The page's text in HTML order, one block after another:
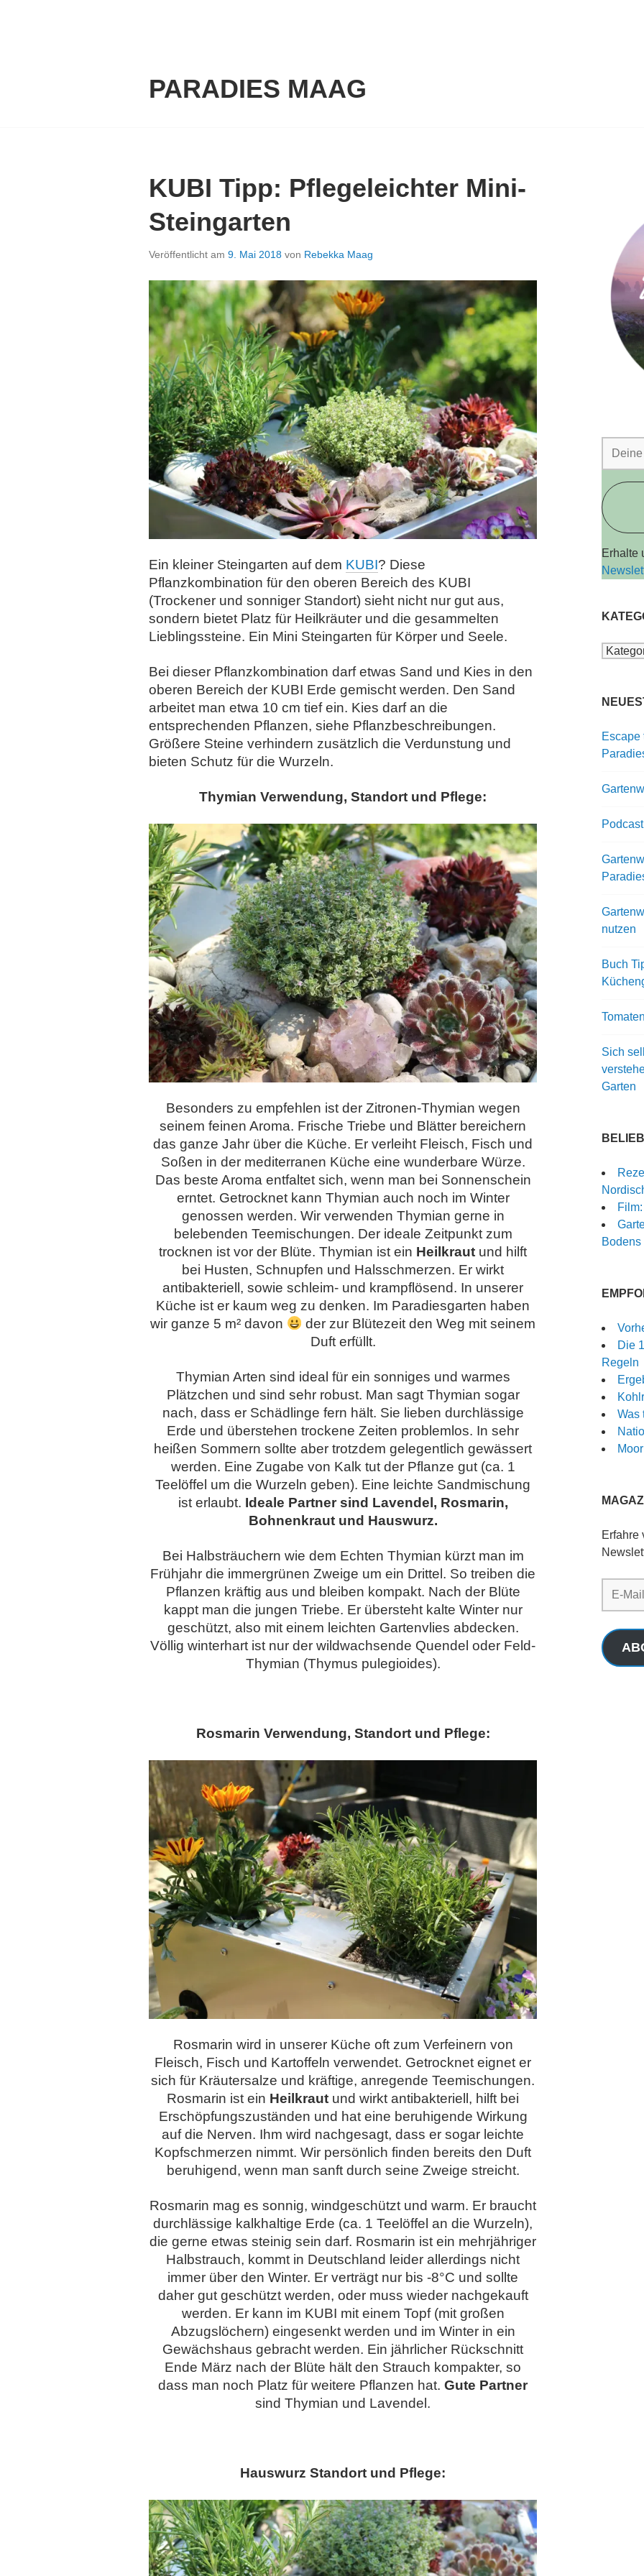
PARADIES MAAG
KUBI Tipp: Pflegeleichter Mini-
Steingarten
Veröffentlicht am 9. Mai 2018 von Rebekka Maag
Ein kleiner Steingarten auf dem KUBI? Diese
Pflanzkombination für den oberen Bereich des KUBI
(Trockener und sonniger Standort) sieht nicht nur gut aus,
sondern bietet Platz für Heilkräuter und die gesammelten
Lieblingssteine. Ein Mini Steingarten für Körper und Seele.
Bei dieser Pflanzkombination darf etwas Sand und Kies in den
oberen Bereich der KUBI Erde gemischt werden. Den Sand
arbeitet man etwa 10 cm tief ein. Kies darf an die
entsprechenden Pflanzen, siehe Pflanzbeschreibungen.
Größere Steine verhindern zusätzlich die Verdunstung und
bieten Schutz für die Wurzeln.
Thymian Verwendung, Standort und Pflege:
Besonders zu empfehlen ist der Zitronen-Thymian wegen
seinem feinen Aroma. Frische Triebe und Blätter bereichern
das ganze Jahr über die Küche. Er verleiht Fleisch, Fisch und
Soßen in der mediterranen Küche eine wunderbare Würze.
Das beste Aroma entfaltet sich, wenn man bei Sonnenschein
erntet. Getrocknet kann Thymian auch noch im Winter
genossen werden. Wir verwenden Thymian gerne in
belebenden Teemischungen. Der ideale Zeitpunkt zum
trocknen ist vor der Blüte. Thymian ist ein Heilkraut und hilft
bei Husten, Schnupfen und Halsschmerzen. Er wirkt
antibakteriell, sowie schleim- und krampflösend. In unserer
Küche ist er kaum weg zu denken. Im Paradiesgarten haben
wir ganze 5 m² davon
der zur Blütezeit den Weg mit seinem
Duft erfüllt.
Thymian Arten sind ideal für ein sonniges und warmes
Plätzchen und sind sehr robust. Man sagt Thymian sogar
nach, dass er Schädlinge fern hält. Sie lieben durchlässige
Erde und überstehen trockene Zeiten problemlos. In sehr
heißen Sommern sollte aber trotzdem gelegentlich gewässert
werden. Eine Zugabe von Kalk tut der Pflanze gut (ca. 1
Teelöffel um die Wurzeln geben). Eine leichte Sandmischung
ist erlaubt. Ideale Partner sind Lavendel, Rosmarin,
Bohnenkraut und Hauswurz.
Bei Halbsträuchern wie dem Echten Thymian kürzt man im
Frühjahr die immergrünen Zweige um ein Drittel. So treiben die
Pflanzen kräftig aus und bleiben kompakt. Nach der Blüte
kappt man die jungen Triebe. Er übersteht kalte Winter nur
geschützt, also mit einem leichten Gartenvlies abdecken.
Völlig winterhart ist nur der wildwachsende Quendel oder Feld-
Thymian (Thymus pulegioides).
Rosmarin Verwendung, Standort und Pflege:
Rosmarin wird in unserer Küche oft zum Verfeinern von
Fleisch, Fisch und Kartoffeln verwendet. Getrocknet eignet er
sich für Kräutersalze und kräftige, anregende Teemischungen.
Rosmarin ist ein Heilkraut und wirkt antibakteriell, hilft bei
Erschöpfungszuständen und hat eine beruhigende Wirkung
auf die Nerven. Ihm wird nachgesagt, dass er sogar leichte
Kopfschmerzen nimmt. Wir persönlich finden bereits den Duft
beruhigend, wenn man sanft durch seine Zweige streicht.
Rosmarin mag es sonnig, windgeschützt und warm. Er braucht
durchlässige kalkhaltige Erde (ca. 1 Teelöffel an die Wurzeln),
die gerne etwas steinig sein darf. Rosmarin ist ein mehrjähriger
Halbstrauch, kommt in Deutschland leider allerdings nicht
immer über den Winter. Er verträgt nur bis -8°C und sollte
daher gut geschützt werden, oder muss wieder nachgekauft
werden. Er kann im KUBI mit einem Topf (mit großen
Abzugslöchern) eingesenkt werden und im Winter in ein
Gewächshaus gebracht werden. Ein jährlicher Rückschnitt
Ende März nach der Blüte hält den Strauch kompakter, so
dass man noch Platz für weitere Pflanzen hat. Gute Partner
sind Thymian und Lavendel.
Hauswurz Standort und Pflege:
Erhalte
Escape
nutzen
Buch
Sich
Garten
Bodens
Die
Regeln
Was
Erfahre